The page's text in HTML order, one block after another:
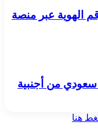
الهوية عبر منصة
هنا